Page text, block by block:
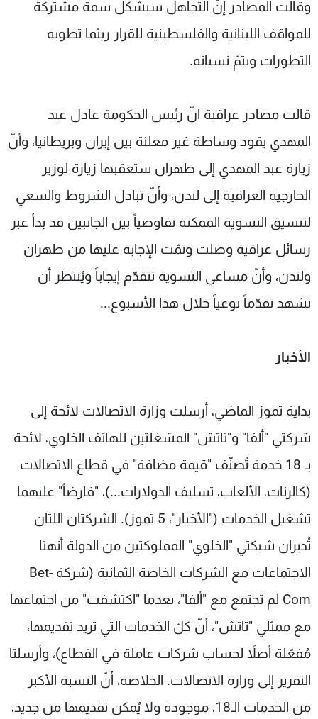
وقالت المصادر إنّ التجاهل سيشكل سمة مشتركة
للمواقف اللبنانية والفلسطينية للقرار ريثما تطويه
التطورات ويتمّ نسيانه.
قالت مصادر عراقية انّ رئيس الحكومة عادل عبد
المهدي يقود وساطة غير معلنة بين إيران وبريطانيا، وأنّ
زيارة عبد المهدي إلى طهران ستعقبها زيارة لوزير
الخارجية العراقية إلى لندن، وأنّ تبادل الشروط والسعي
لتنسيق التسوية الممكنة تفاوضياً بين الجانبين قد بدأ عبر
رسائل عراقية وصلت وتمّت الإجابة عليها من طهران
ولندن، وأنّ مساعي التسوية تتقدّم إيجاباً ويُنتظر أن
تشهد تقدّماً نوعياً خلال هذا الأسبوع...
الأخبار
بداية تموز الماضي، أرسلت وزارة الاتصالات لائحة إلى
شركتي "ألفا" و"تاتش" المشغلتين للهاتف الخلوي، لائحة
بـ 18 خدمة تُصنّف "قيمة مضافة" في قطاع الاتصالات
(كالرنات، الألعاب، تسليف الدولارات...)، "فارضاً" عليهما
تشغيل الخدمات ("الأخبار"، 5 تموز). الشركتان اللتان
تُديران شبكتي "الخلوي" المملوكتين من الدولة أنهتا
الاجتماعات مع الشركات الخاصة الثمانية (شركة Bet-
Com لم تجتمع مع "ألفا"، بعدما "اكتشفت" من اجتماعها
مع ممثلي "تاتش"، أنّ كلّ الخدمات التي تريد تقديمها،
مُفعّلة أصلاً لحساب شركات عاملة في القطاع)، وأرسلتا
التقرير إلى وزارة الاتصالات. الخلاصة، أنّ النسبة الأكبر
من الخدمات الـ18، موجودة ولا يُمكن تقديمها من جديد،